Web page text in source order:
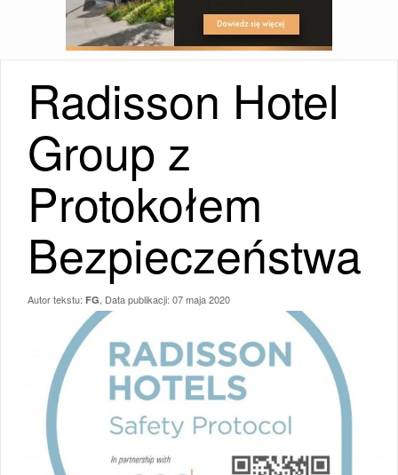
Radisson Hotel
Group z
Protokołem
Bezpieczeństwa
Autor tekstu: FG , Data publikacji: 07 maja 2020